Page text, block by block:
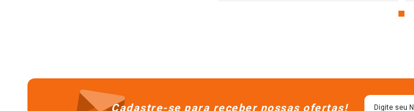
Cadastre-se para receber nossas ofertas!